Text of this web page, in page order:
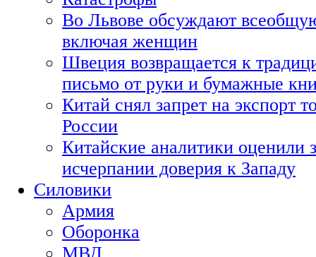
Во Львове обсуждают
включая женщин
Швеция возвращается к
письмо от руки и бумажные
Китай снял запрет на экспорт
России
Китайские аналитики оценили
исчерпании доверия к Западу
Силовики
Армия
Оборонка